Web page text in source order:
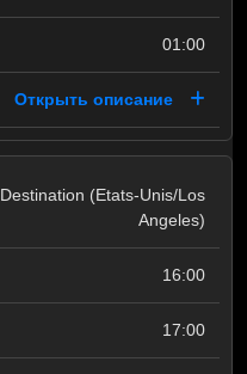
01:00
Открыть описание
Destination (Etats-Unis/Los
Angeles)
16:00
17:00